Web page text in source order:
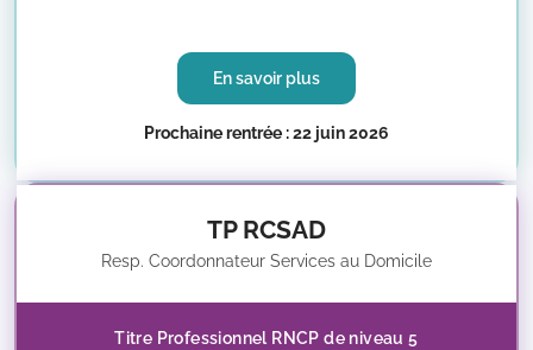
En savoir plus
Prochaine rentrée : 22 juin 2026
TP RCSAD
Resp. Coordonnateur Services au Domicile
Titre Professionnel RNCP de niveau 5